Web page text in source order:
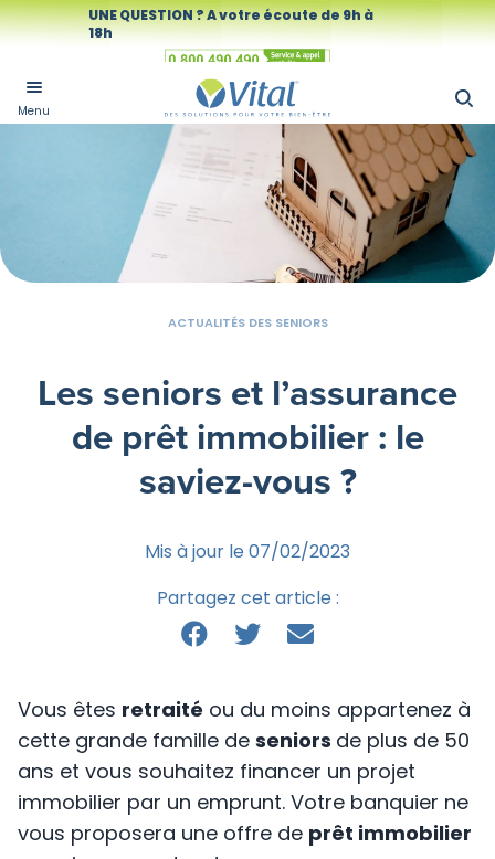
UNE QUESTION ? A votre écoute de 9h à
18h
Numéro vert
Menu
ACTUALITÉS DES SENIORS
Les seniors et l’assurance
de prêt immobilier : le
saviez-vous ?
Mis à jour le 07/02/2023
Partagez cet article :
Vous êtes retraité ou du moins appartenez à
cette grande famille de seniors de plus de 50
ans et vous souhaitez financer un projet
immobilier par un emprunt. Votre banquier ne
vous proposera une offre de prêt immobilier